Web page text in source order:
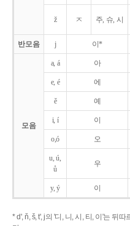
ž ㅈ 주, 슈, 시
반모음 j 이*
모음
a, á 아
e, é 에
ě 예
i, í 이
o,ó 오
u, ú,
ů
우
y, ý 이
* d', ň, š, t', j의 '디, 니, 시, 티, 이'는 뒤